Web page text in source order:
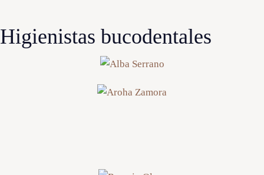
Higienistas bucodentales